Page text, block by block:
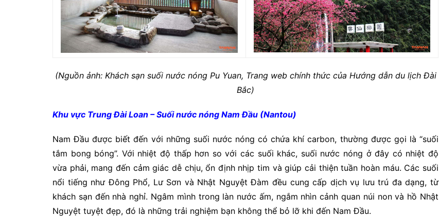
(Nguồn ảnh: Khách sạn suối nước nóng Pu Yuan, Trang web chính thức của Hướng dẫn du lịch Đài
Bắc)
Khu vực Trung Đài Loan – Suối nước nóng Nam Đầu (Nantou)
Nam Đầu được biết đến với những suối nước nóng có chứa khí carbon, thường được gọi là “suối
tắm bong bóng”. Với nhiệt độ thấp hơn so với các suối khác, suối nước nóng ở đây có nhiệt độ
vừa phải, mang đến cảm giác dễ chịu, ổn định nhịp tim và giúp cải thiện tuần hoàn máu. Các suối
nổi tiếng như Đông Phổ, Lư Sơn và Nhật Nguyệt Đàm đều cung cấp dịch vụ lưu trú đa dạng, từ
khách sạn đến nhà nghỉ. Ngâm mình trong làn nước ấm, ngắm nhìn cảnh quan núi non và hồ Nhật
Nguyệt tuyệt đẹp, đó là những trải nghiệm bạn không thể bỏ lỡ khi đến Nam Đầu.